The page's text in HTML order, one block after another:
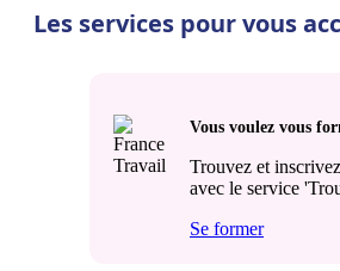
Les services pour vous
Vous voulez vous
Trouvez et
avec le service
Se former